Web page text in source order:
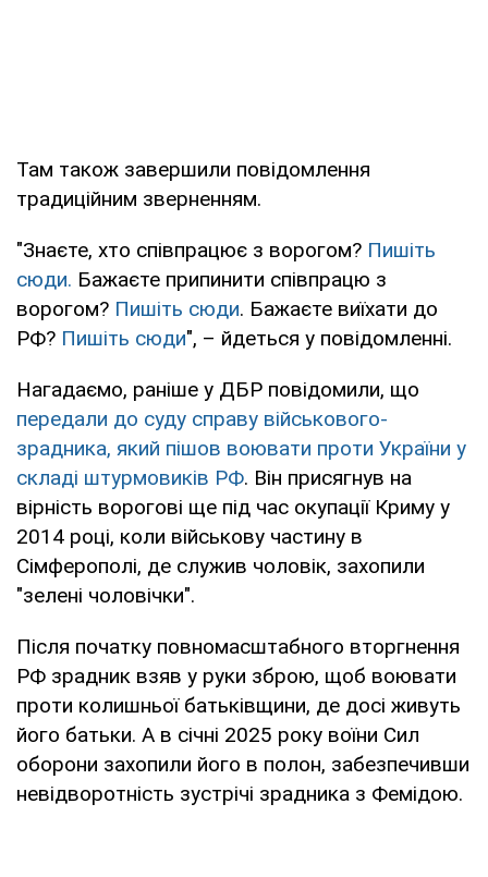
Там також завершили повідомлення
традиційним зверненням.
"Знаєте, хто співпрацює з ворогом? Пишіть
сюди. Бажаєте припинити співпрацю з
ворогом? Пишіть сюди. Бажаєте виїхати до
РФ? Пишіть сюди", – йдеться у повідомленні.
Нагадаємо, раніше у ДБР повідомили, що
передали до суду справу військового-
зрадника, який пішов воювати проти України у
складі штурмовиків РФ. Він присягнув на
вірність ворогові ще під час окупації Криму у
2014 році, коли військову частину в
Сімферополі, де служив чоловік, захопили
"зелені чоловічки".
Після початку повномасштабного вторгнення
РФ зрадник взяв у руки зброю, щоб воювати
проти колишньої батьківщини, де досі живуть
його батьки. А в січні 2025 року воїни Сил
оборони захопили його в полон, забезпечивши
невідворотність зустрічі зрадника з Фемідою.